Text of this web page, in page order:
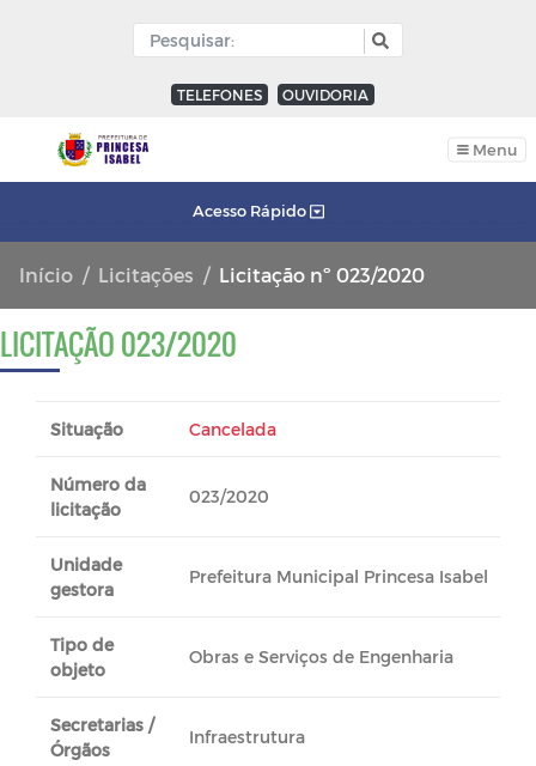
TELEFONES OUVIDORIA
Menu
Acesso Rápido
Início Licitações Licitação nº 023/2020
LICITAÇÃO 023/2020
Situação Cancelada
Número da
licitação
023/2020
Unidade
gestora
Prefeitura Municipal Princesa Isabel
Tipo de
objeto
Obras e Serviços de Engenharia
Secretarias /
Órgãos
Infraestrutura